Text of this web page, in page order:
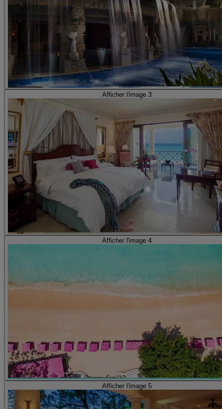
Afficher l'image 3
Afficher l'image 4
Afficher l'image 5